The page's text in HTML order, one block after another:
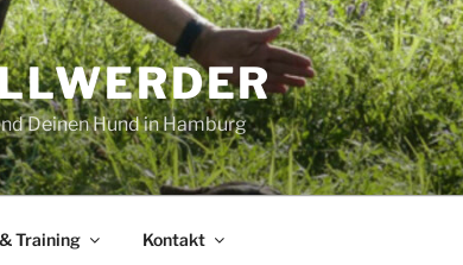
Deinen Hund in Hamburg
Training Kontakt